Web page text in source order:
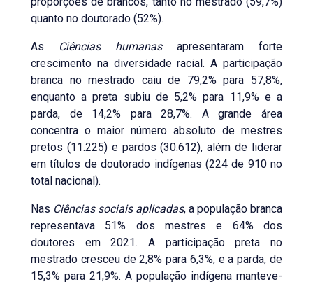
quanto no doutorado (52%).
As Ciências humanasapresentaram forte
crescimento na diversidade racial. A participação
branca no mestrado caiu de 79,2% para 57,8%,
enquanto a preta subiu de 5,2% para 11,9% e a
parda, de 14,2% para 28,7%. A grande área
concentra o maior número absoluto de mestres
pretos (11.225) e pardos (30.612), além de liderar
em títulos de doutorado indígenas (224 de 910 no
total nacional).
Nas Ciências sociais aplicadas, a população branca
representava 51% dos mestres e 64% dos
doutores em 2021. A participação preta no
mestrado cresceu de 2,8% para 6,3%, e a parda, de
15,3% para 21,9%. A população indígena manteve-